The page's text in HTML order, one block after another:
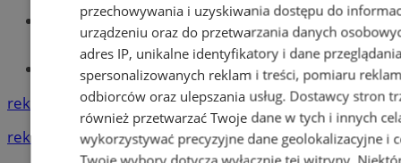
Wiadomości lokalne
Tworzenie stron www - Orzesze
reklama
reklama
przechowywania i uzyskiwania dostępu do
urządzeniu oraz do przetwarzania danych
adres IP, unikalne identyfikatory i dane
spersonalizowanych reklam i treści, pomiaru
odbiorców oraz ulepszania usług. Dostawcy stron
również przetwarzać Twoje dane w tych i innych
wykorzystywać precyzyjne dane geolokalizacyjne i
Twoje wybory dotyczą wyłącznie tej witryny.